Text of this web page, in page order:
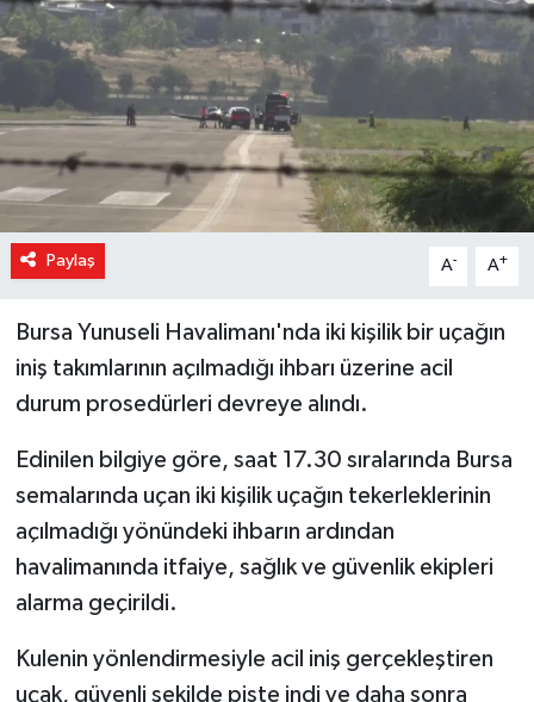
Paylaş A- A+
Bursa Yunuseli Havalimanı'nda iki kişilik bir uçağın
iniş takımlarının açılmadığı ihbarı üzerine acil
durum prosedürleri devreye alındı.
Edinilen bilgiye göre, saat 17.30 sıralarında Bursa
semalarında uçan iki kişilik uçağın tekerleklerinin
açılmadığı yönündeki ihbarın ardından
havalimanında itfaiye, sağlık ve güvenlik ekipleri
alarma geçirildi.
Kulenin yönlendirmesiyle acil iniş gerçekleştiren
uçak, güvenli şekilde piste indi ve daha sonra
Magazin
Özel Haber
Sağlık
Siyaset
Son Dakika